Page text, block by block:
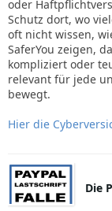
oder
Schutz dort, wo
oft nicht wissen,
SaferYou zeigen,
kompliziert oder
relevant für jede
bewegt.
Hier die
Die